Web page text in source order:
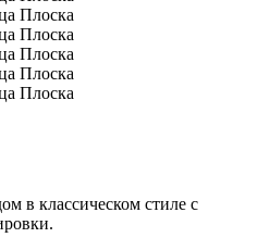
в классическом стиле с